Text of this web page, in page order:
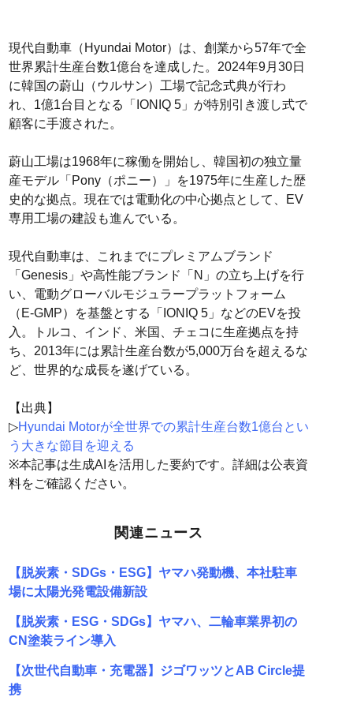
現代自動車（Hyundai Motor）は、創業から57年で全
世界累計生産台数1億台を達成した。2024年9月30日
に韓国の蔚山（ウルサン）工場で記念式典が行わ
れ、1億1台目となる「IONIQ 5」が特別引き渡し式で
顧客に手渡された。
蔚山工場は1968年に稼働を開始し、韓国初の独立量
産モデル「Pony（ポニー）」を1975年に生産した歴
史的な拠点。現在では電動化の中心拠点として、EV
専用工場の建設も進んでいる。
現代自動車は、これまでにプレミアムブランド
「Genesis」や高性能ブランド「N」の立ち上げを行
い、電動グローバルモジュラープラットフォーム
（E-GMP）を基盤とする「IONIQ 5」などのEVを投
入。トルコ、インド、米国、チェコに生産拠点を持
ち、2013年には累計生産台数が5,000万台を超えるな
ど、世界的な成長を遂げている。
【出典】
▷Hyundai Motorが全世界での累計生産台数1億台とい
う大きな節目を迎える
※本記事は生成AIを活用した要約です。詳細は公表資
料をご確認ください。
関連ニュース
【脱炭素・SDGs・ESG】ヤマハ発動機、本社駐車
場に太陽光発電設備新設
【脱炭素・ESG・SDGs】ヤマハ、二輪車業界初の
CN塗装ライン導入
【次世代自動車・充電器】ジゴワッツとAB Circle提
携